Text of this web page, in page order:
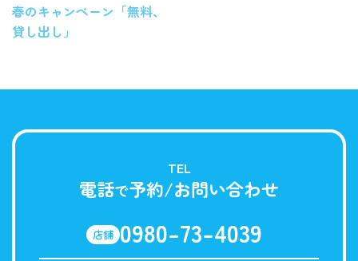
春のキャンペーン「無料、
貸し出し」
TEL
電話で予約/お問い合わせ
店舗 0980-73-4039